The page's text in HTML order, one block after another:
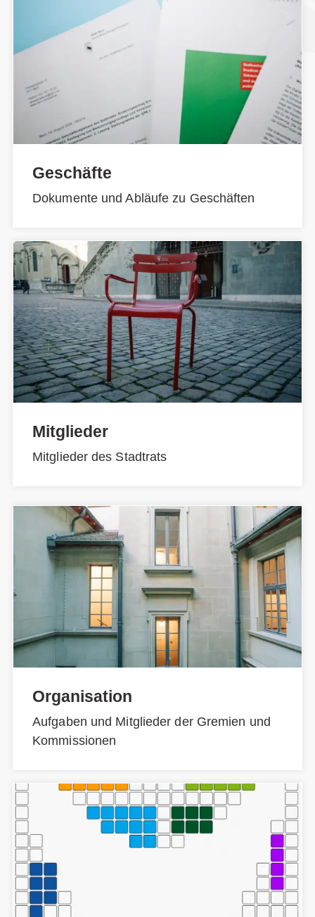
Geschäfte
Dokumente und Abläufe zu Geschäften
Mitglieder
Mitglieder des Stadtrats
Organisation
Aufgaben und Mitglieder der Gremien und
Kommissionen